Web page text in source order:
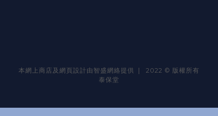
本網上商店及網頁設計由智盛網絡提供 | 2022 © 版權所有
泰保堂